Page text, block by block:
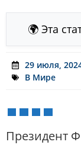
🌍 Эта
29 июля,
В Мире
Президент